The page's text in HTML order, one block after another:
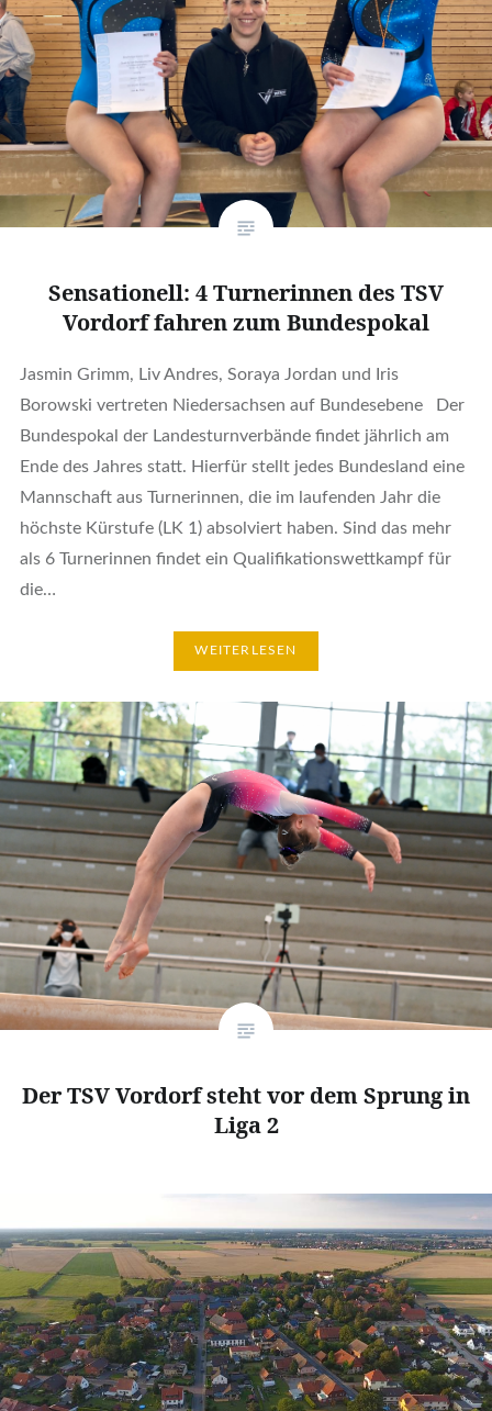
Sensationell: 4 Turnerinnen des TSV
Vordorf fahren zum Bundespokal
Jasmin Grimm, Liv Andres, Soraya Jordan und Iris
Borowski vertreten Niedersachsen auf Bundesebene Der
Bundespokal der Landesturnverbände findet jährlich am
Ende des Jahres statt. Hierfür stellt jedes Bundesland eine
Mannschaft aus Turnerinnen, die im laufenden Jahr die
höchste Kürstufe (LK 1) absolviert haben. Sind das mehr
als 6 Turnerinnen findet ein Qualifikationswettkampf für
die…
WEITERLESEN
Der TSV Vordorf steht vor dem Sprung in
Liga 2